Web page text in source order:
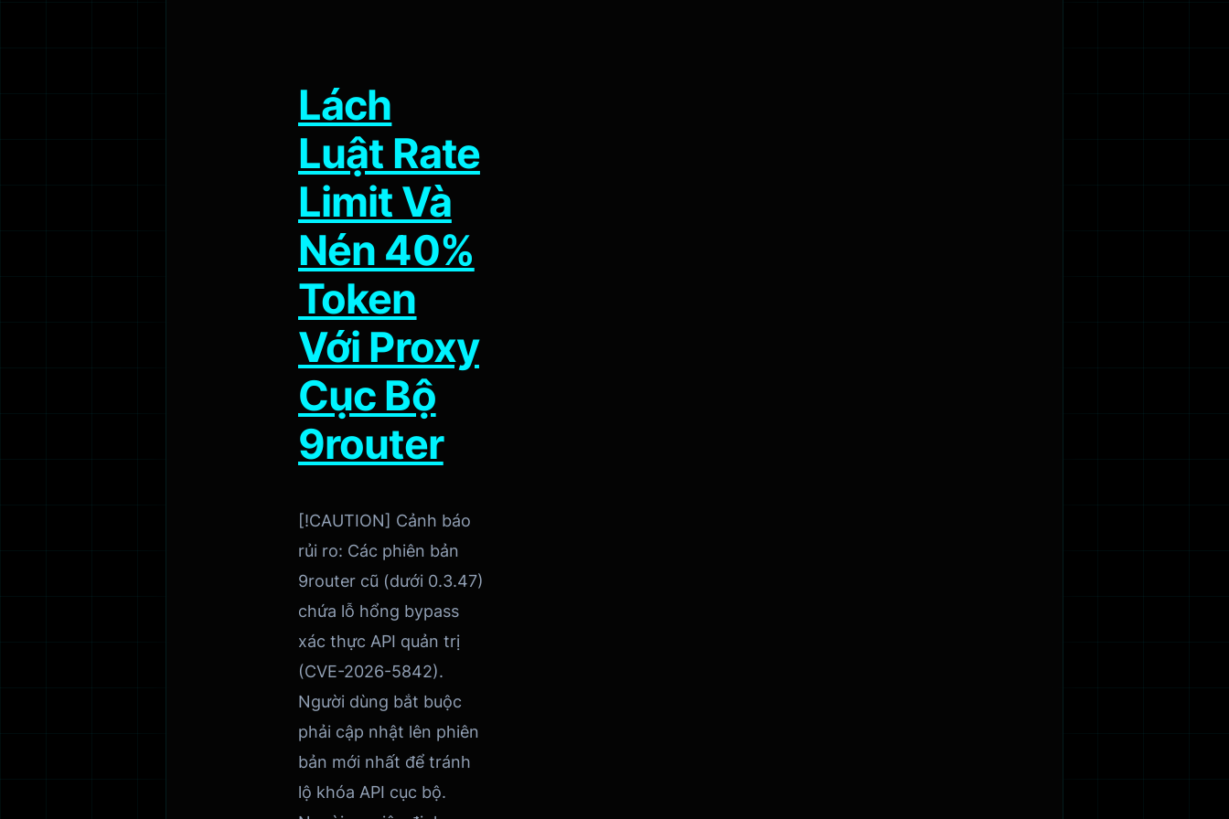
Lách
Luật Rate
Limit Và
Nén 40%
Token
Với Proxy
Cục Bộ
9router
[!CAUTION] Cảnh báo
rủi ro: Các phiên bản
9router cũ (dưới 0.3.47)
chứa lỗ hổng bypass
xác thực API quản trị
(CVE-2026-5842).
Người dùng bắt buộc
phải cập nhật lên phiên
bản mới nhất để tránh
lộ khóa API cục bộ.